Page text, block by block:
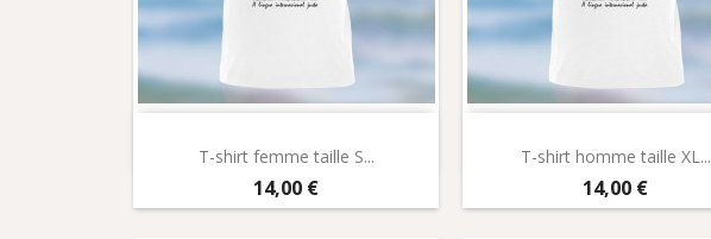
T-shirt femme taille S...
Prix
14,00 €
T-shirt homme taille XL...
Prix
14,00 €